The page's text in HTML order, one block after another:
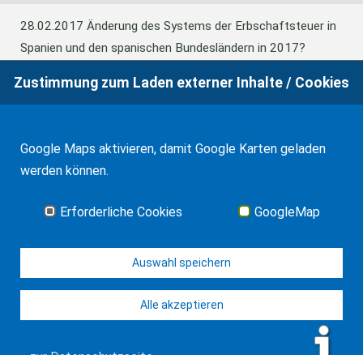
28.02.2017 Änderung des Systems der Erbschaftsteuer in
Spanien und den spanischen Bundesländern in 2017?
24.06.2016Europäisches Güterrecht verabschiedet
01.01.2016
Erbschaftsteuer und Schenkungssteuer der
© WF Synold & Associates 2026
Zustimmung zum Laden externer Inhalte / Cookies
Google Maps aktivieren, damit Google Karten geladen
werden können.
Erforderliche Cookies GoogleMap
Auswahl speichern
Alle akzeptieren